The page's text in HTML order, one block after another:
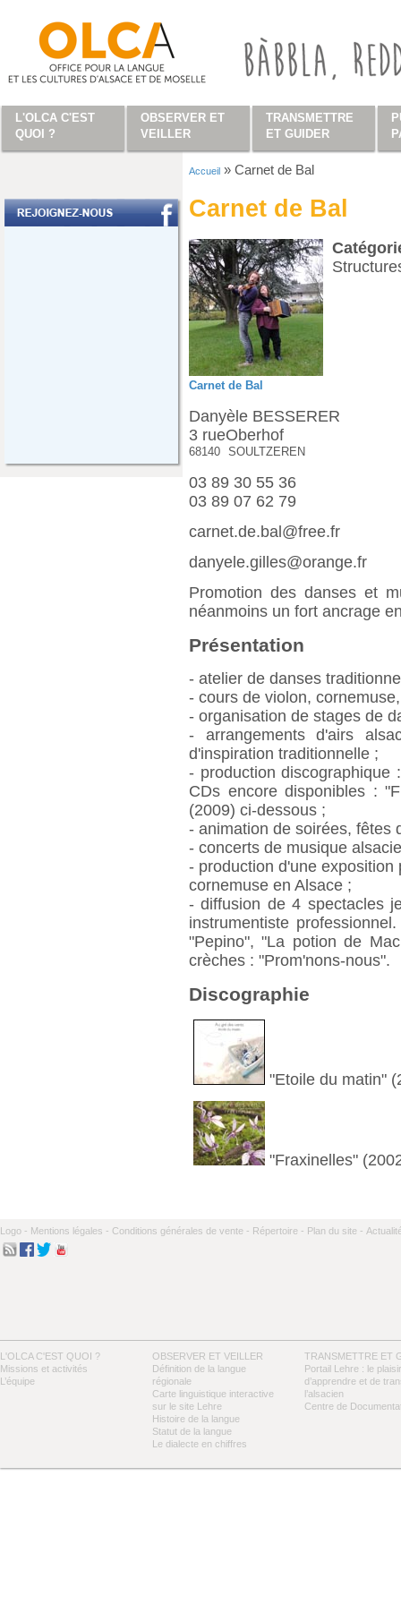
Accueil » Carnet de Bal
Carnet de Bal
Carnet de Bal
Danyèle BESSERER
3 rueOberhof
68140 SOULTZEREN
03 89 30 55 36
03 89 07 62 79
carnet.de.bal@free.fr
danyele.gilles@orange.fr
Promotion des danses et
néanmoins un fort ancrage
Présentation
- atelier de danses
- cours de violon,
- organisation de stages de
- arrangements d'airs
d'inspiration traditionnelle ;
- production
CDs encore disponibles :
(2009) ci-dessous ;
- animation de soirées, fêtes
- concerts de musique
- production d'une
cornemuse en Alsace ;
- diffusion de 4 spectacles
instrumentiste
"Pepino", "La potion de
crèches : "Prom'nons-nous".
Discographie
"Etoile du matin"
"Fraxinelles"
Logo - Mentions légales - Conditions générales de vente - Répertoire - Plan du site -
L'OLCA C'EST QUOI ?
Missions et activités
L’équipe
OBSERVER ET VEILLER
Définition de la langue
régionale
Carte linguistique interactive
sur le site Lehre
Histoire de la langue
Statut de la langue
Le dialecte en chiffres
TRANSMETTRE ET
Portail Lehre : le plaisir
d’apprendre et de
l’alsacien
Centre de
L'OLCA C'EST
QUOI ?
OBSERVER ET
VEILLER
TRANSMETTRE
ET GUIDER